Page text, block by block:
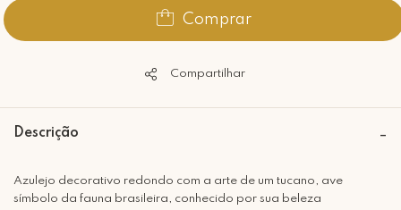
Comprar
Compartilhar
Descrição
Azulejo decorativo redondo com a arte de um tucano, ave
símbolo da fauna brasileira, conhecido por sua beleza